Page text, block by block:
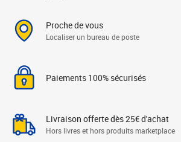
Proche de vous
Localiser un bureau de poste
Paiements 100% sécurisés
Livraison offerte dès 25€ d'achat
Hors livres et hors produits marketplace